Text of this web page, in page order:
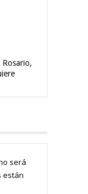
será
están